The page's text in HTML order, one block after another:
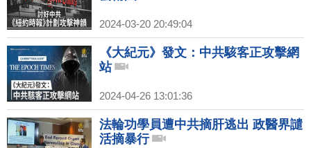
2024-03-20 20:49:04
《大紀元》發文：中共駭客正攻擊網
站
2024-04-26 13:01:36
法輪功學員遭中共摘肝逃出 政醫界譴
活摘暴行